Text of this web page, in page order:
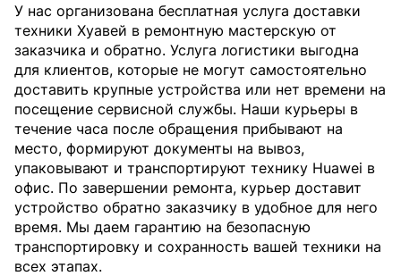
У нас организована бесплатная услуга доставки
техники Хуавей в ремонтную мастерскую от
заказчика и обратно. Услуга логистики выгодна
для клиентов, которые не могут самостоятельно
доставить крупные устройства или нет времени на
посещение сервисной службы. Наши курьеры в
течение часа после обращения прибывают на
место, формируют документы на вывоз,
упаковывают и транспортируют технику Huawei в
офис. По завершении ремонта, курьер доставит
устройство обратно заказчику в удобное для него
время. Мы даем гарантию на безопасную
транспортировку и сохранность вашей техники на
всех этапах.